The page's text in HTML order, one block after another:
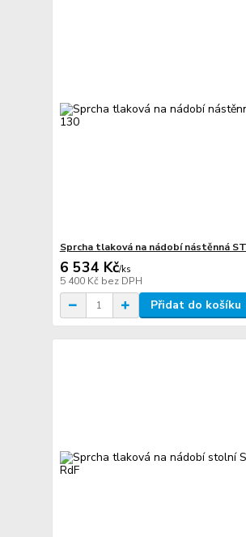
Sprcha tlaková na nádobí nástěnná
6 534 Kč/ks
5 400 Kč bez DPH
Přidat do košíku